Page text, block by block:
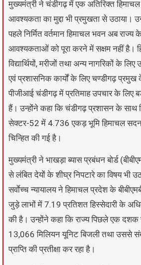
मुख्यमंत्री ने चंडीगढ़ में एक अतिरिक्त
आवश्यकता का मुद्दा भी प्रमुखता से उठाया।
पहले निर्मित वर्तमान हिमाचल भवन अब राज्य
आवश्यकताओं को पूरा करने में सक्षम नहीं है।
विद्यार्थियों, मरीजों तथा अन्य नागरिकों के
एवं प्रशासनिक कार्यों के लिए चण्डीगढ़
पीजीआई चंडीगढ़ में प्रतिमाह उपचार के लिए
हैं। उन्होंने कहा कि चंडीगढ़ प्रशासन के साथ
सेक्टर-52 में 4.736 एकड़ भूमि हिमाचल सदन
चिन्हित की गई है।
मुख्यमंत्री ने भाखड़ा ब्यास प्रबंधन बोर्ड
से लंबित देयों के शीघ्र निपटारे का विषय भी
सर्वाेच्च न्यायालय ने हिमाचल प्रदेश के
जुड़े लाभों में 7.19 प्रतिशत हिस्सेदारी के
की है। उन्होंने कहा कि राज्य पिछले एक
13,066 मिलियन यूनिट बिजली तथा उससे
प्राप्ति की प्रतीक्षा कर रहा है।